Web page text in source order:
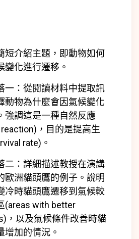
短介紹主題，即動物如何
變化進行遷移。
一：從閱讀材料中提取訊
動物為什麼會因氣候變化
強調這是一種自然反應
，目的是提高生
rate) 。
二：詳細描述教授在演講
歐洲貓頭鷹的例子。說明
冷時貓頭鷹遷移到氣候較
(areas with better
，以及氣候條件改善時貓
增加的情況。